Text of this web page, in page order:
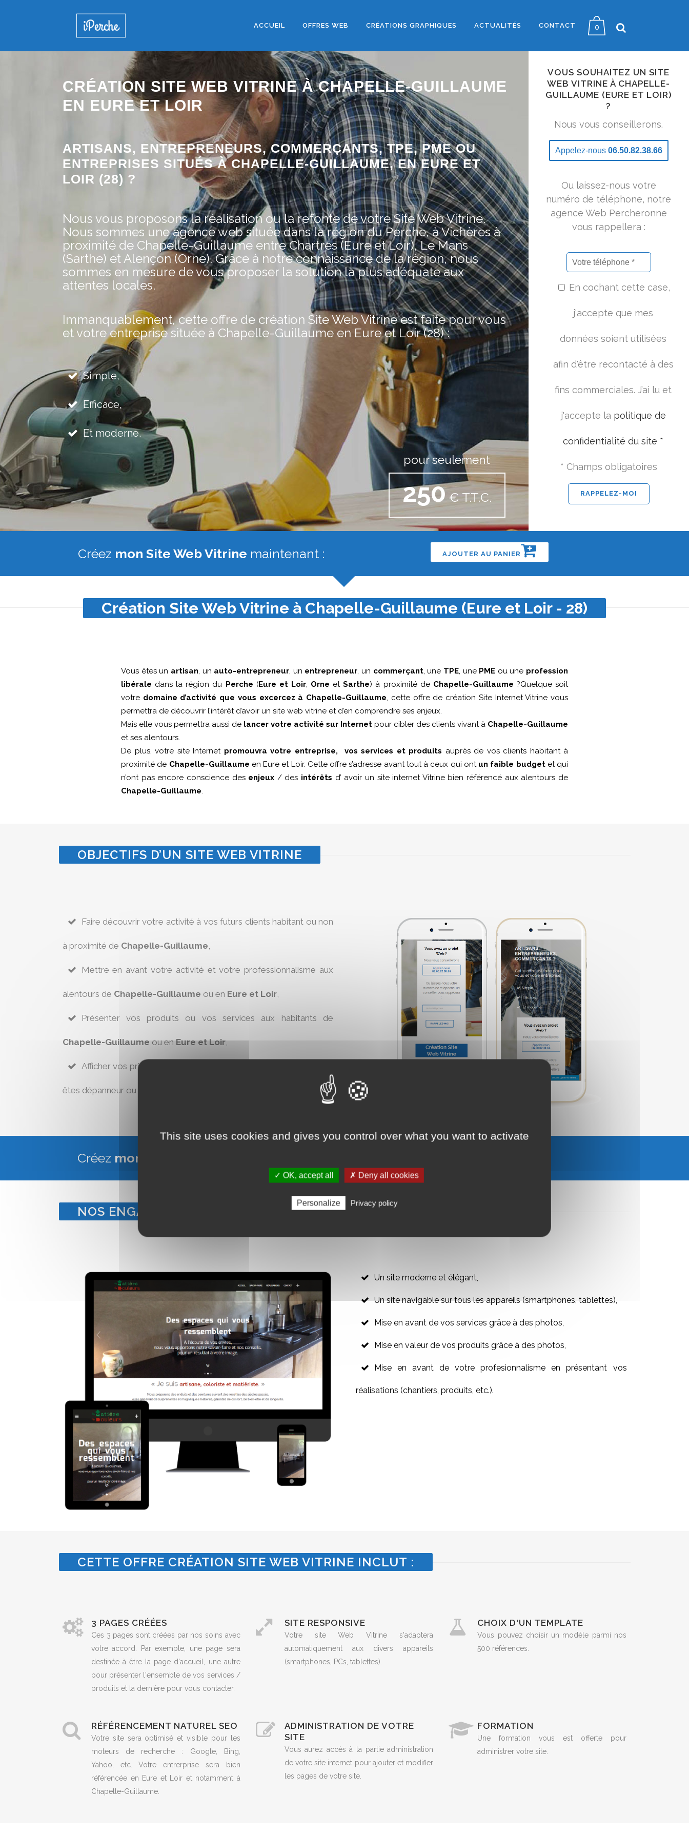
0
ACCUEIL OFFRES WEB CRÉATIONS GRAPHIQUES ACTUALITÉS CONTACT
CRÉATION SITE WEB VITRINE À CHAPELLE-GUILLAUME
EN EURE ET LOIR
ARTISANS, ENTREPRENEURS, COMMERÇANTS, TPE, PME OU
ENTREPRISES SITUÉS À CHAPELLE-GUILLAUME, EN EURE ET
LOIR (28) ?
Nous vous proposons la réalisation ou la refonte de votre Site Web Vitrine.
Nous sommes une agence web située dans la région du Perche, à Vichères à
proximité de Chapelle-Guillaume entre Chartres (Eure et Loir), Le Mans
(Sarthe) et Alençon (Orne). Grâce à notre connaissance de la région, nous
sommes en mesure de vous proposer la solution la plus adéquate aux
attentes locales.
Immanquablement, cette offre de création Site Web Vitrine est faite pour vous
et votre entreprise située à Chapelle-Guillaume en Eure et Loir (28) :
Simple,
Efficace,
Et moderne.
pour seulement
250 € T.T.C.
VOUS SOUHAITEZ UN SITE
WEB VITRINE À CHAPELLE-
GUILLAUME (EURE ET LOIR)
?
Nous vous conseillerons.
Appelez-nous 06.50.82.38.66
Ou laissez-nous votre
numéro de téléphone, notre
agence Web Percheronne
vous rappellera :
En cochant cette case,
j'accepte que mes
données soient utilisées
afin d'être recontacté à des
fins commerciales. J’ai lu et
j'accepte la politique de
confidentialité du site *
* Champs obligatoires
Créez mon Site Web Vitrine maintenant : AJOUTER AU PANIER
Création Site Web Vitrine à Chapelle-Guillaume (Eure et Loir - 28)
Vous êtes un artisan, un auto-entrepreneur, un entrepreneur, un commerçant, une TPE, une PME ou une profession
libérale dans la région du Perche (Eure et Loir, Orne etSarthe) à proximité de Chapelle-Guillaume ?Quelque soit
votre domaine d’activité que vous excercez à Chapelle-Guillaume, cette offre de création Site Internet Vitrine vous
permettra de découvrir l’intérêt d’avoir un site web vitrine et d’en comprendre ses enjeux.
Mais elle vous permettra aussi de lancer votre activité sur Internet pour cibler des clients vivant à Chapelle-Guillaume
et ses alentours.
De plus, votre site Internet promouvra votre entreprise, vos services et produits auprès de vos clients habitant à
proximité de Chapelle-Guillaume en Eure et Loir. Cette offre s’adresse avant tout à ceux qui ont un faible budgetet qui
n’ont pas encore conscience des enjeux / des intérêts d’ avoir un site internet Vitrine bien référencé aux alentours de
Chapelle-Guillaume.
OBJECTIFS D’UN SITE WEB VITRINE
Faire découvrir votre activité à vos futurs clients habitant ou non
à proximité de Chapelle-Guillaume
Mettre en avant votre activité et votre professionnalisme aux
alentours de Chapelle-Guillaume ou en Eure et Loir,
Présenter vos produits ou vos services aux habitants de
Chapelle-Guillaumeou enEure et Loir,
Afficher vos prix afin de respecter l’arrêté de janvier 2017 si vous
êtes dépanneur ou réparateur à
Créez mon site Web Vitrine
NOS ENGAGEMENTS POUR VOTRE SITE WEB VITRINE
Un site moderne et élégant,
Un site navigable sur tous les appareils (smartphones, tablettes),
Mise en avant de vos services grâce à des photos,
Mise en valeur de vos produits grâce à des photos,
Mise en avant de votre profesionnalisme en présentant vos
réalisations (chantiers, produits, etc.).
CETTE OFFRE CRÉATION SITE WEB VITRINE INCLUT :
3 PAGES CRÉÉES
Ces 3 pages sont créées par nos soins avec
votre accord. Par exemple, une page sera
destinée à être la page d'accueil, une autre
pour présenter l'ensemble de vos services /
produits et la dernière pour vous contacter.
SITE RESPONSIVE
Votre site Web Vitrine s'adaptera
automatiquement aux divers appareils
(smartphones, PCs, tablettes).
CHOIX D'UN TEMPLATE
Vous pouvez choisir un modèle parmi nos
500 références.
RÉFÉRENCEMENT NATUREL SEO
Votre site sera optimisé et visible pour les
moteurs de recherche : Google, Bing,
Yahoo, etc. Votre entrerprise sera bien
référencée en Eure et Loir et notamment à
Chapelle-Guillaume.
ADMINISTRATION DE VOTRE
SITE
Vous aurez accès à la partie administration
de votre site internet pour ajouter et modifier
les pages de votre site.
FORMATION
Une formation vous est offerte pour
administrer votre site.
This site uses cookies and gives you control over what you want to activate
✓ OK, accept all ✗ Deny all cookies
Personalize Privacy policy